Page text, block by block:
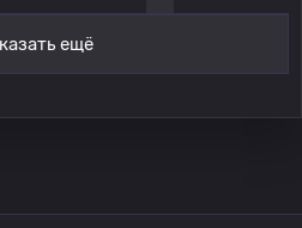
ещё